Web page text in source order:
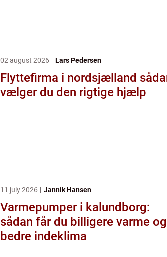
02 august 2026 Lars Pedersen
Flyttefirma i nordsjælland sådan
vælger du den rigtige hjælp
11 july 2026 Jannik Hansen
Varmepumper i kalundborg:
sådan får du billigere varme og
bedre indeklima